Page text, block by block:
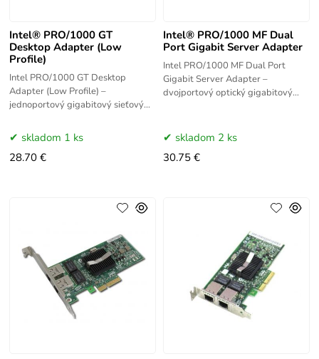
Intel® PRO/1000 GT
Desktop Adapter (Low
Profile)
Intel PRO/1000 GT Desktop
Adapter (Low Profile) –
jednoportový gigabitový sieťový
low-profile prevedení pre
kompaktné šasi.
skladom 1 ks
28.70 €
Intel® PRO/1000 MF Dual
Port Gigabit Server Adapter
Intel PRO/1000 MF Dual Port
Gigabit Server Adapter –
dvojportový optický gigabitový
optické porty
skladom 2 ks
30.75 €